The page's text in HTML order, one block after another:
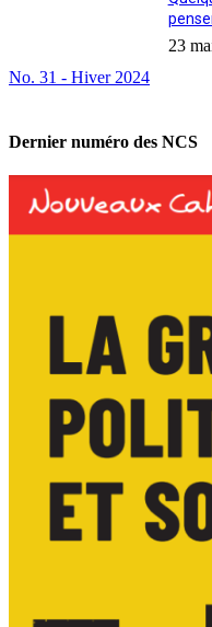
No. 31 - Hiver 2024
23
Dernier numéro des NCS